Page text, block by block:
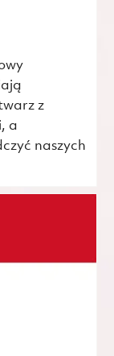
z
a
naszych